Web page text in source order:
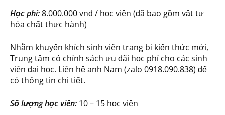
Học phí:8.000.000 vnđ / học viên (đã bao gồm vật tư
hóa chất thực hành)
Nhằm khuyến khích sinh viên trang bị kiến thức mới,
Trung tâm có chính sách ưu đãi học phí cho các sinh
viên đại học. Liên hệ anh Nam (zalo 0918.090.838) để
có thông tin chi tiết.
Số lượng học viên: 10 – 15 học viên